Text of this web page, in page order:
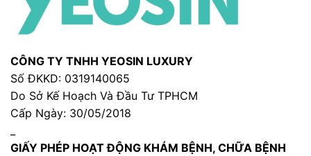
CÔNG TY TNHH YEOSIN LUXURY
Số ĐKKD: 0319140065
Do Sở Kế Hoạch Và Đầu Tư TPHCM
Cấp Ngày: 30/05/2018
GIẤY PHÉP HOẠT ĐỘNG KHÁM BỆNH, CHỮA BỆNH